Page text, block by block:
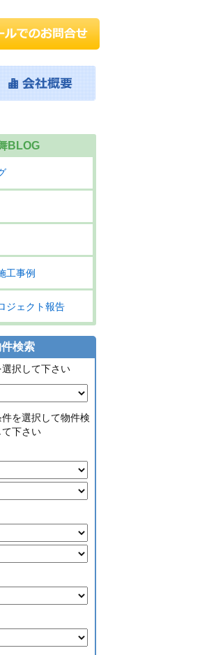
BLOG
工事例
ジェクト報告
検索
択して下さい
を選択して物件検
下さい